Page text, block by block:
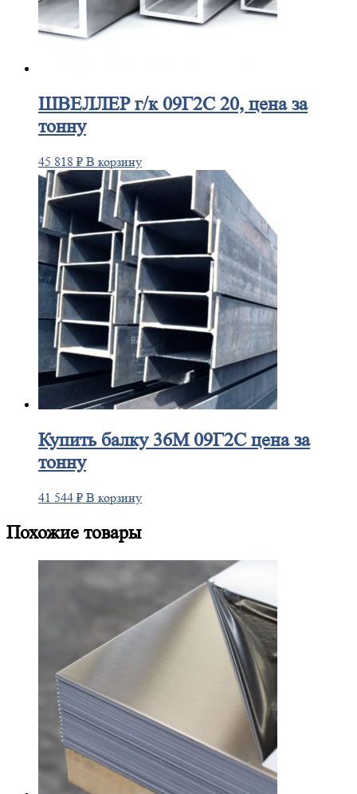
ШВЕЛЛЕРг/к 09Г2С 20, цена за
тонну
45 818 ₽ В корзину
Купитьбалку 36М 09Г2С цена за
тонну
41 544 ₽ В корзину
Похожие товары